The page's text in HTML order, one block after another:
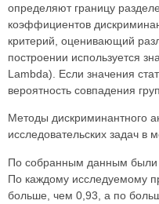
определяют границу
коэффициентов
критерий, оценивающий
построении используется
Lambda). Если значения
вероятность совпадения
Методы дискриминантного
исследовательских задач в
По собранным данным были
По каждому исследуемому
больше, чем 0,93, а по